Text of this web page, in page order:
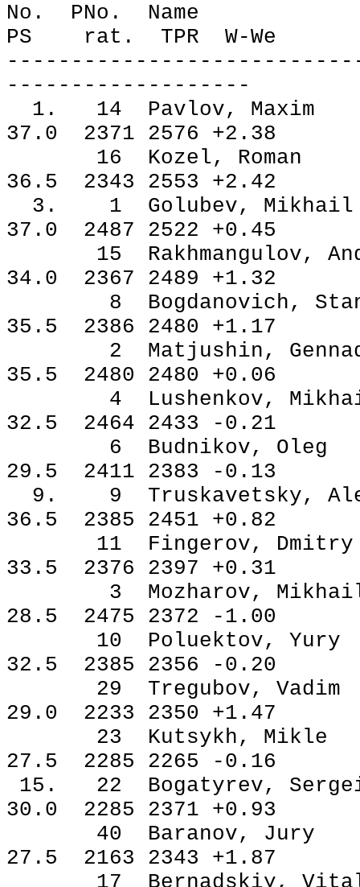
No. PNo.
PS rat. TPR W-We
-------------------
1. 14 Pavlov,
37.0 2371 2576 +2.38
16 Kozel,
36.5 2343 2553 +2.42
3. 1 Golubev,
37.0 2487 2522 +0.45
15 Rakhmangulov,
34.0 2367 2489 +1.32
8 Bogdanovich,
35.5 2386 2480 +1.17
2 Matjushin,
35.5 2480 2480 +0.06
4 Lushenkov,
32.5 2464 2433 -0.21
6 Budnikov,
29.5 2411 2383 -0.13
9. 9 Truskavetsky,
36.5 2385 2451 +0.82
11 Fingerov,
33.5 2376 2397 +0.31
3 Mozharov,
28.5 2475 2372 -1.00
10 Poluektov,
32.5 2385 2356 -0.20
29 Tregubov,
29.0 2233 2350 +1.47
23 Kutsykh,
27.5 2285 2265 -0.16
15. 22 Bogatyrev,
30.0 2285 2371 +0.93
40 Baranov,
27.5 2163 2343 +1.87
17 Bernadskiy,